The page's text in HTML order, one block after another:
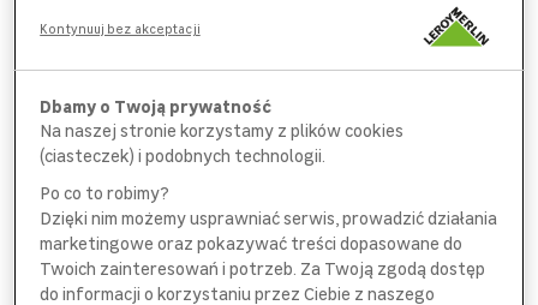
ankietę na wybranych stanowiskach
POROZMAWIAJ
z pracownikiem działu rekrutacji
SPOTKAJ SIĘ
z bezpośrednimprzełożonym
Dbamy o Twoją prywatność
Na naszej stronie korzystamy z plików cookies
(ciasteczek) i podobnych technologii.
Po co to robimy?
Dzięki nim możemy usprawniać serwis, prowadzić działania
marketingowe oraz pokazywać treści dopasowane do
Twoich zainteresowań i potrzeb. Za Twoją zgodą dostęp
do informacji o korzystaniu przez Ciebie z naszego
Kontynuuj bez akceptacji